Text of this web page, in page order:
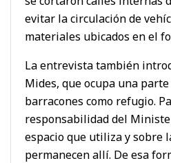
evitar la circulación de
materiales ubicados en el
La entrevista también
Mides, que ocupa una
barracones como refugio.
responsabilidad del
espacio que utiliza y sobre
permanecen allí. De esa